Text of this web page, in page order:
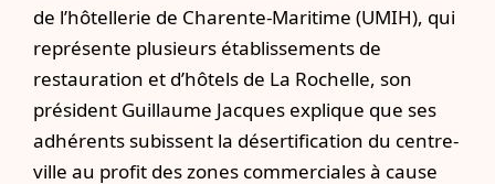
de l’hôtellerie de Charente-Maritime (UMIH), qui
représente plusieurs établissements de
restauration et d’hôtels de La Rochelle, son
président Guillaume Jacques explique que ses
adhérents subissent la désertification du centre-
ville au profit des zones commerciales à cause